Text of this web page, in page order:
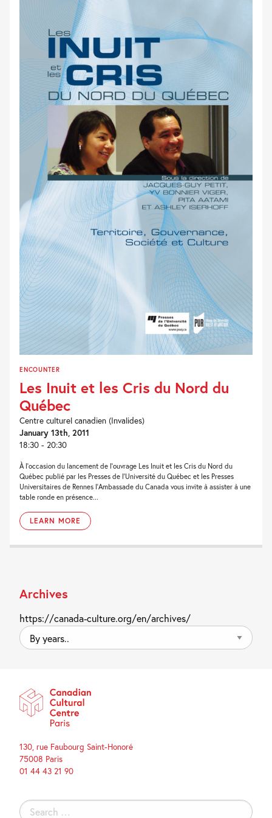
ENCOUNTER
Les Inuit et les Cris du Nord du
Québec
Centre culturel canadien (Invalides)
January 13th, 2011
18:30 - 20:30
À l’occasion du lancement de l’ouvrage Les Inuit et les Cris du Nord du
Québec publié par les Presses de l’Université du Québec et les Presses
Universitaires de Rennes l’Ambassade du Canada vous invite à assister à une
table ronde en présence...
LEARN MORE
Archives
https://canada-culture.org/en/archives/
By
years..
130, rue Faubourg Saint-Honoré
75008 Paris
01 44 43 21 90
Search